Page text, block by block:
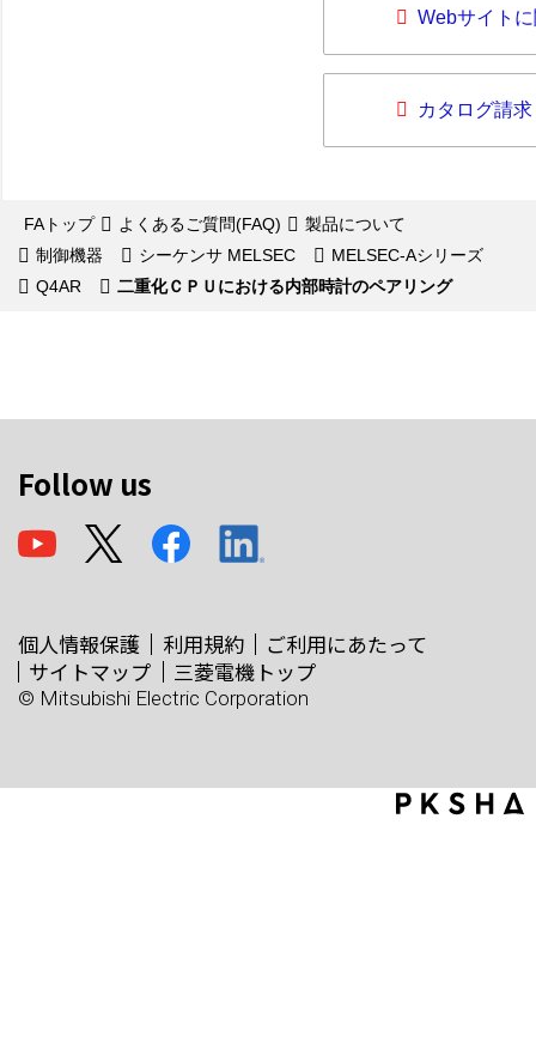
Webサイト
カタログ請求
FAトップ よくあるご質問(FAQ)
製品について
制御機器
シーケンサ MELSEC
MELSEC-Aシリーズ
Q4AR
二重化ＣＰＵにおける内部時計のペアリング
Follow us
個人情報保護 利用規約
ご利用にあたって
サイトマップ
三菱電機トップ
© Mitsubishi Electric Corporation